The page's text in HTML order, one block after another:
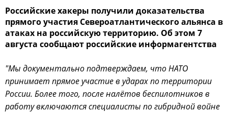
Российские хакеры получили доказательства
прямого участия Североатлантического альянса в
атаках на российскую территорию. Об этом 7
августа сообщают российские информагентства
"Мы документально подтверждаем, что НАТО
принимает прямое участие в ударах по территории
России. Более того, после налётов беспилотников в
работу включаются специалисты по гибридной войне